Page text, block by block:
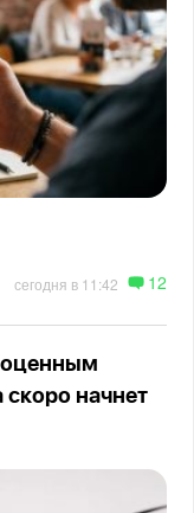
сегодня в 11:42 12
начнет